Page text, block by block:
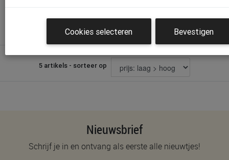
5 artikels - sorteer op
Nieuwsbrief
Schrijf je in en ontvang als eerste alle nieuwtjes!
Cookies selecteren Bevestigen